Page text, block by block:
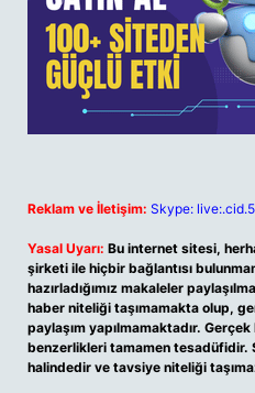
Reklam ve İletişim: Skype:
Yasal Uyarı: Bu internet sitesi,
şirketi ile hiçbir bağlantısı
hazırladığımız makaleler
haber niteliği taşımamakta olup,
paylaşım yapılmamaktadır.
benzerlikleri tamamen tesadüfidir.
halindedir ve tavsiye niteliği